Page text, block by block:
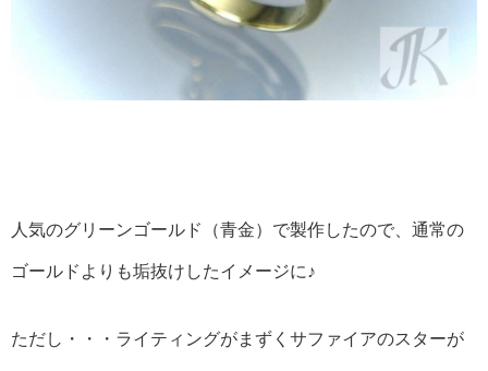
人気のグリーンゴールド（青金）で製作したので、通常の
ゴールドよりも垢抜けしたイメージに♪
ただし・・・ライティングがまずくサファイアのスターが